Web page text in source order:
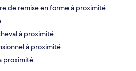
de remise en forme à proximité
à proximité
à proximité
proximité